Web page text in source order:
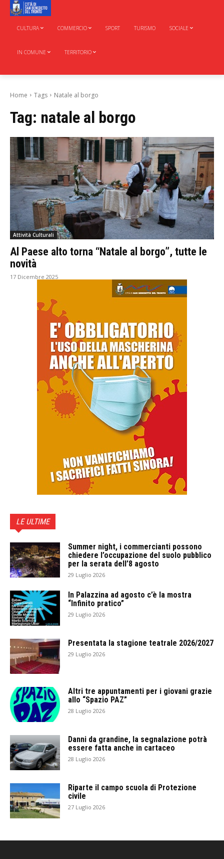
CULTURA COMMERCIO SPORT TURISMO SOCIALE
IN COMUNE TERRITORIO
Home Tags Natale al borgo
Tag: natale al borgo
Attività Culturali
Al Paese alto torna “Natale al borgo”, tutte le
novità
17 Dicembre 2025
LE ULTIME
Summer night, i commercianti possono
chiedere l’occupazione del suolo pubblico
per la serata dell’8 agosto
29 Luglio 2026
In Palazzina ad agosto c’è la mostra
“Infinito pratico”
29 Luglio 2026
Presentata la stagione teatrale 2026/2027
29 Luglio 2026
Altri tre appuntamenti per i giovani grazie
allo “Spazio PAZ”
28 Luglio 2026
Danni da grandine, la segnalazione potrà
essere fatta anche in cartaceo
28 Luglio 2026
Riparte il campo scuola di Protezione
civile
27 Luglio 2026